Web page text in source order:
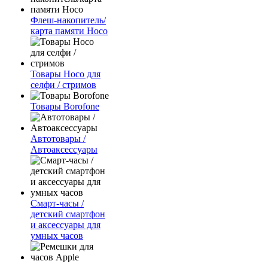
Флеш-накопитель/
карта памяти Hoco
Товары Hoco для
селфи / стримов
Товары Borofone
Автотовары /
Автоаксессуары
Смарт-часы /
детский смартфон
и аксессуары для
умных часов